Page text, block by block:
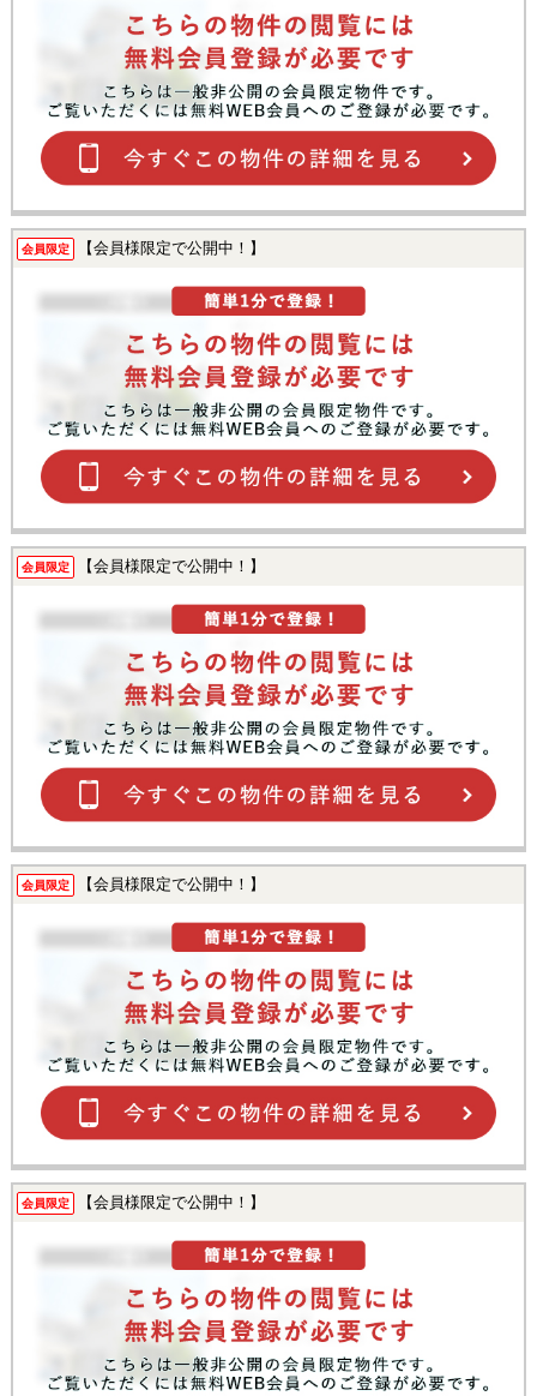
会員限定 【会員様限定で公開中！】
会員限定 【会員様限定で公開中！】
会員限定 【会員様限定で公開中！】
会員限定 【会員様限定で公開中！】